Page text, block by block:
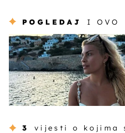
POGLEDAJ I OVO
3 vijesti o kojima